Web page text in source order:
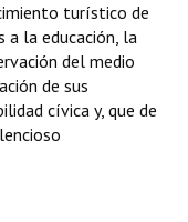
turístico de
a la educación, la
del medio
de sus
cívica y, que de